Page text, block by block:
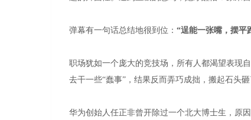
弹幕有一句话总结地很到位： “逞能一张嘴，摆平
职场犹如一个庞大的竞技场，所有人都渴望表现
去干一些“蠢事”，结果反而弄巧成拙，搬起石头砸
华为创始人任正非曾开除过一个北大博士生，原